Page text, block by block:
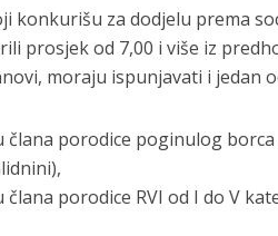
konkurišu za dodjelu prema
prosjek od 7,00 i više iz
moraju ispunjavati i jedan
člana porodice poginulog borca
porodice RVI od I do V